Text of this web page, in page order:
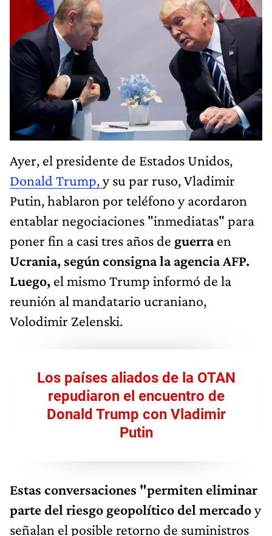
Ayer, el presidente de Estados Unidos,
Donald Trump,y su par ruso, Vladimir
Putin, hablaron por teléfono y acordaron
entablar negociaciones "inmediatas" para
poner fin a casi tres años de guerraen
Ucrania, según consigna la agencia AFP.
Luego, el mismo Trump informó de la
reunión al mandatario ucraniano,
Volodimir Zelenski.
Los países aliados de la OTAN
repudiaron el encuentro de
Donald Trump con Vladimir
Putin
Estas conversaciones "permiten eliminar
parte del riesgo geopolítico del mercadoy
señalan el posible retorno de suministros